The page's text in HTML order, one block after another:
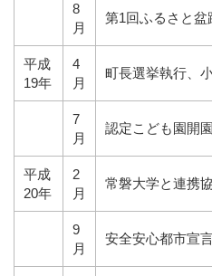
8
月
第1回ふるさと盆
平成
19年
4
月
町長選挙執行、
7
月
認定こども園開園
平成
20年
2
月
常磐大学と連携
9
月
安全安心都市宣